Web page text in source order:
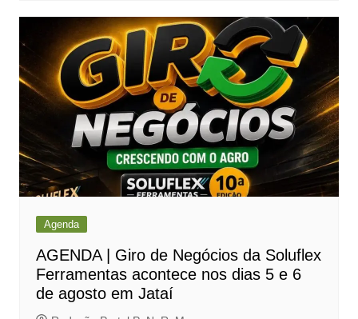
Agenda
AGENDA | Giro de Negócios da Soluflex
Ferramentas acontece nos dias 5 e 6
de agosto em Jataí